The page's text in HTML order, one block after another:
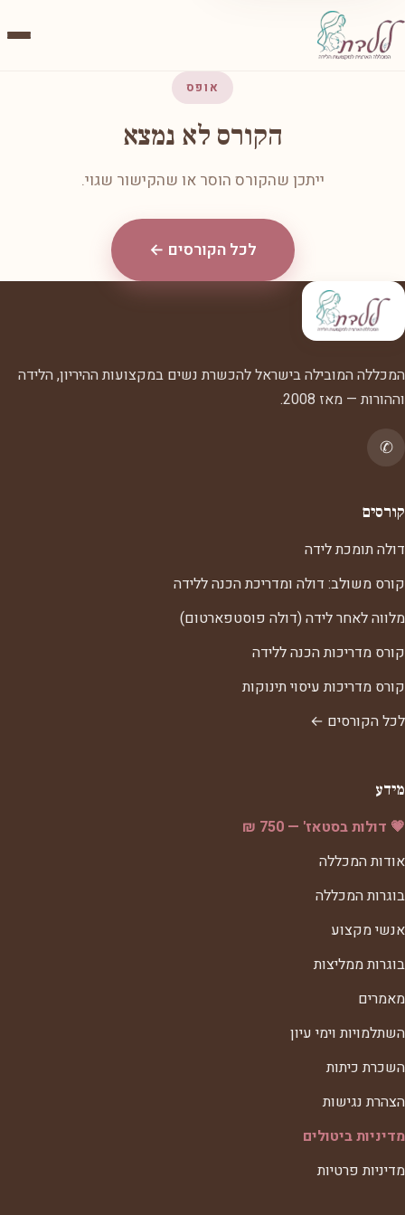
אופס
הקורס לא נמצא
ייתכן שהקורס הוסר או שהקישור שגוי.
לכל הקורסים ←
המכללה המובילה בישראל להכשרת נשים במקצועות ההיריון, הלידה
וההורות — מאז 2008.
✆
קורסים
דולה תומכת לידה
קורס משולב: דולה ומדריכת הכנה ללידה
מלווה לאחר לידה (דולה פוסטפארטום)
קורס מדריכות הכנה ללידה
קורס מדריכות עיסוי תינוקות
לכל הקורסים ←
מידע
💗 דולות בסטאז' — 750 ₪
אודות המכללה
בוגרות המכללה
אנשי מקצוע
בוגרות ממליצות
מאמרים
השתלמויות וימי עיון
השכרת כיתות
הצהרת נגישות
מדיניות ביטולים
מדיניות פרטיות